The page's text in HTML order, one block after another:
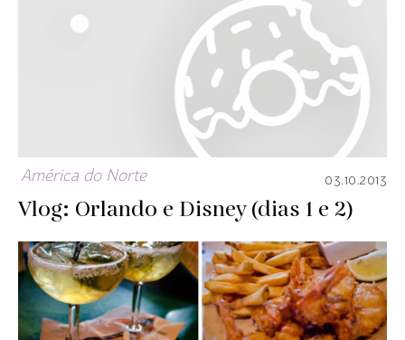
América do Norte 03.10.2013
Vlog: Orlando e Disney (dias 1 e 2)